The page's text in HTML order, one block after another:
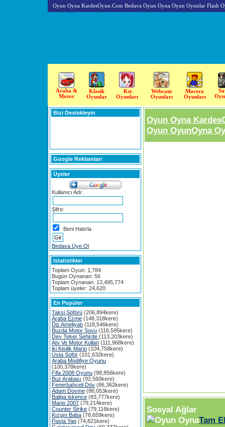
Oyun Oyna KardesOyun.Com Bedava Oyun Oyna Oyun Oyunlar Flash
Araba &
Motor
Klasik
Oyunlar
Kız
Oyunları
Webcam
Oyunları
Macera
Oyunları
Bizi Destekleyin
Google Reklamları
Üyeler
Kullanıcı Adı:
Şifre:
Beni Hatırla
Bedava Üye Ol
Istatistikler
Toplam Oyun: 1,784
Bugün Oynanan: 56
Toplam Oynanan: 13,495,774
Toplam üyeler: 24,620
En Popüler
Taksi Şöförü (206,894kere)
Araba Ezme (148,318kere)
Diz Ameliyatı (118,546kere)
Buzda Motor Şovu (116,595kere)
Dev Teker Şehirde (113,203kere)
Atv Ve Motor Kullan (111,968kere)
iki Kisilik Mario (104,758kere)
Usta Şoför (101,632kere)
Araba Modifiye Oyunu
(100,378kere)
Fifa 2008 Oyunu (98,856kere)
Buz Arabası (92,560kere)
Fenerbahçeli Döv (86,362kere)
Adam Dovme (86,053kere)
Baliga iskence (83,777kere)
Mario 2007 (79,214kere)
Counter Strike (79,116kere)
Kızgın Baba (78,659kere)
Pasta Yap (74,821kere)
Oyun Oyna
Oyun OyunOyna
Sosyal Ağlar
Tam